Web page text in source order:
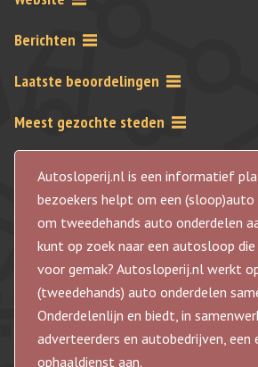
Berichten
Laatste beoordelingen
Meest gezochte steden
Autosloperij.nl is een informatief
bezoekers helpt om een (sloop)auto
om tweedehands auto onderdelen
kunt op zoek naar een autosloop
voor gemak? Autosloperij.nl werkt
(tweedehands) auto onderdelen
Onderdelenlijn en biedt, in
adverteerders en autobedrijven, een
ophaaldienst aan.